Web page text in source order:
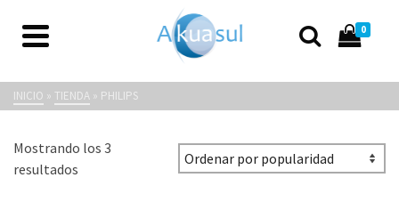
0
INICIO » TIENDA » PHILIPS
Mostrando los 3
resultados